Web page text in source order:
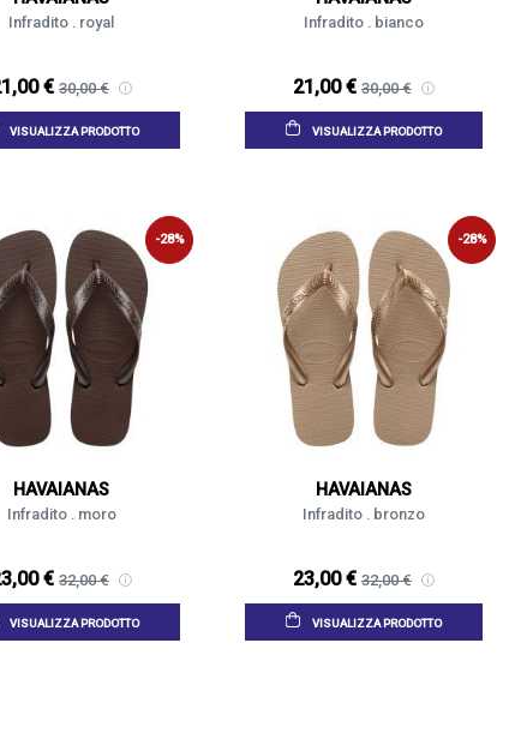
Infradito . royal
€ 30,00 €
VISUALIZZA PRODOTTO
Infradito . bianco
21,00 € 30,00 €
VISUALIZZA PRODOTTO
-28%
HAVAIANAS
Infradito . moro
€ 32,00 €
VISUALIZZA PRODOTTO
-28%
HAVAIANAS
Infradito . bronzo
23,00 € 32,00 €
VISUALIZZA PRODOTTO